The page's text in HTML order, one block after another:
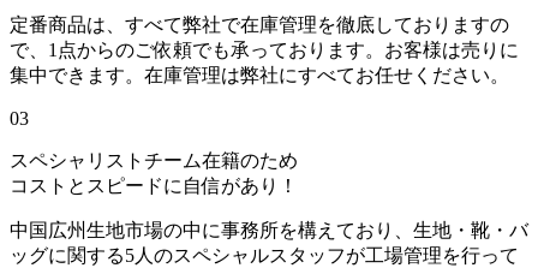
定番商品は、すべて弊社で在庫管理を徹底しておりますの
で、1点からのご依頼でも承っております。お客様は売りに
集中できます。在庫管理は弊社にすべてお任せください。
03
スペシャリストチーム在籍のため
コストとスピードに自信があり！
中国広州生地市場の中に事務所を構えており、生地・靴・バ
ッグに関する5人のスペシャルスタッフが工場管理を行って